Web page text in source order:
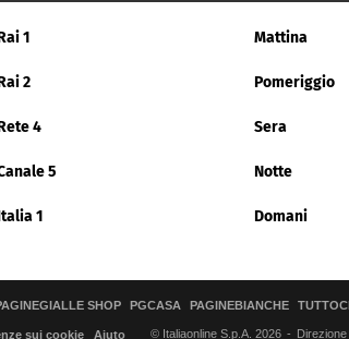
1 Mattina
2 Pomeriggio
4 Sera
5 Notte
1 Domani
SHOP PGCASA PAGINEBIANCHE
sui cookie Aiuto © Italiaonline S.p.A. 2026